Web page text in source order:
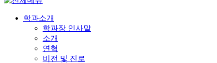
학과소개
학과장 인사말
소개
연혁
비전 및 진로